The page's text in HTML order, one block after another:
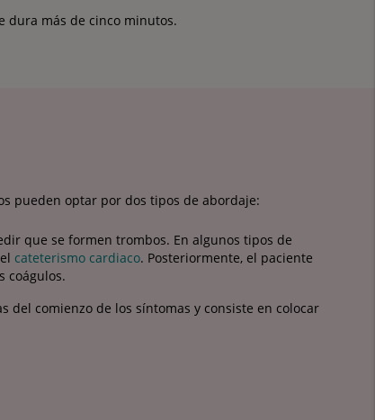
dura más de cinco minutos.
pueden optar por dos tipos de abordaje:
que se formen trombos. En algunos tipos de
cateterismo cardiaco. Posteriormente, el paciente
coágulos.
del comienzo de los síntomas y consiste en colocar